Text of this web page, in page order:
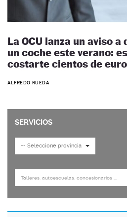
La OCU lanza un aviso
un coche este verano:
costarte cientos de
ALFREDO RUEDA